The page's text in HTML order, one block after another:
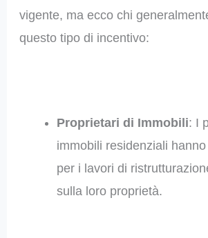
vigente, ma ecco chi
questo tipo di incentivo:
Proprietari di Immobili: I
immobili residenziali
per i lavori di
sulla loro proprietà.